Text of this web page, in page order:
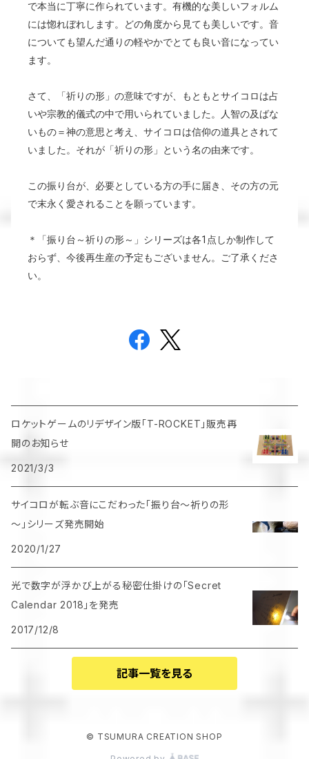
で本当に丁寧に作られています。有機的な美しいフォルム
には惚れぼれします。どの角度から見ても美しいです。音
についても望んだ通りの軽やかでとても良い音になってい
ます。
さて、「祈りの形」の意味ですが、もともとサイコロは占
いや宗教的儀式の中で用いられていました。人智の及ばな
いもの＝神の意思と考え、サイコロは信仰の道具とされて
いました。それが「祈りの形」という名の由来です。
この振り台が、必要としている方の手に届き、その方の元
で末永く愛されることを願っています。
＊「振り台～祈りの形～」シリーズは各1点しか制作して
おらず、今後再生産の予定もございません。ご了承くださ
い。
ロケットゲームのリデザイン版「T-ROCKET」販売再
開のお知らせ
2021/3/3
サイコロが転ぶ音にこだわった「振り台～祈りの形
～」シリーズ発売開始
2020/1/27
光で数字が浮かび上がる秘密仕掛けの「Secret
Calendar 2018」を発売
2017/12/8
記事一覧を見る
© TSUMURA CREATION SHOP